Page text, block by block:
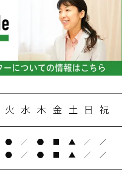
火 水 木 金 土 日 祝
● ／ ● ■ ▲ ／ ／
● ／ ● ■ ▲ ／ ／